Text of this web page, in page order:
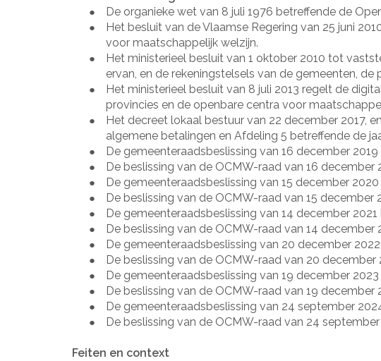
● De organieke wet van 8 juli 1976 betreffende de
●
Het besluit van de Vlaamse Regering van 25 juni
voor maatschappelijk welzijn.
●
Het ministerieel besluit van 1 oktober 2010 tot
ervan, en de rekeningstelsels van de gemeenten,
●
Het ministerieel besluit van 8 juli 2013 regelt de
provincies en de openbare centra voor
●
Het decreet lokaal bestuur van 22 december 2017,
algemene betalingen en Afdeling 5 betreffende de
● De gemeenteraadsbeslissing van 16 december
● De beslissing van de OCMW-raad van 16
● De gemeenteraadsbeslissing van 15 december
● De beslissing van de OCMW-raad van 15
● De gemeenteraadsbeslissing van 14 december
● De beslissing van de OCMW-raad van 14
● De gemeenteraadsbeslissing van 20 december
● De beslissing van de OCMW-raad van 20
● De gemeenteraadsbeslissing van 19 december
● De beslissing van de OCMW-raad van 19
● De gemeenteraadsbeslissing van 24 september
● De beslissing van de OCMW-raad van 24
Feiten en context